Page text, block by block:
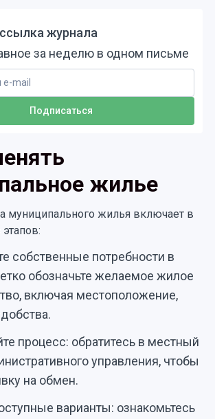
журнала
за неделю в одном письме
жилье
муниципального жилья включает в
собственные потребности в
обозначьте желаемое жилое
включая местоположение,
процесс: обратитесь в местный
управления, чтобы
на обмен.
варианты: ознакомьтесь